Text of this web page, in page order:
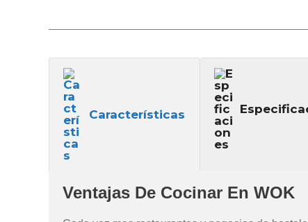
Características
Ventajas De Cocinar En WOK